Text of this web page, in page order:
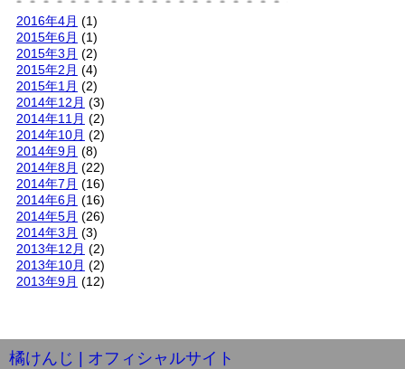
2016年4月 (1)
2015年6月 (1)
2015年3月 (2)
2015年2月 (4)
2015年1月 (2)
2014年12月 (3)
2014年11月 (2)
2014年10月 (2)
2014年9月 (8)
2014年8月 (22)
2014年7月 (16)
2014年6月 (16)
2014年5月 (26)
2014年3月 (3)
2013年12月 (2)
2013年10月 (2)
2013年9月 (12)
橘けんじ | オフィシャルサイト